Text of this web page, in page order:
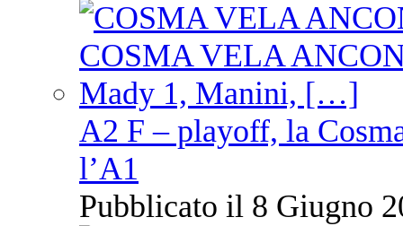
A2 F – playoff, la
l’A1
Pubblicato il 8 Giugno